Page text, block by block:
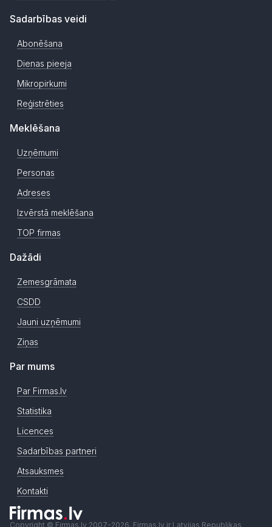
Sadarbības veidi
Abonēšana
Dienas pieeja
Mikropirkumi
Reģistrēties
Meklēšana
Uzņēmumi
Personas
Adreses
Izvērstā meklēšana
TOP firmas
Dažādi
Zemesgrāmata
CSDD
Jauni uzņēmumi
Ziņas
Par mums
Par Firmas.lv
Statistika
Licences
Sadarbības partneri
Atsauksmes
Kontakti
Copyright © Firmas.lv 2007-2026. Firmas.lv ir Latvijas Republikas